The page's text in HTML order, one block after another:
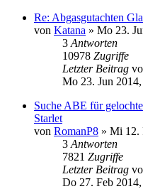
Re: Abgasgutachten
von Katana » Mo 23.
3 Antworten
10978 Zugriffe
Letzter Beitrag
Mo 23. Jun
Suche ABE für
Starlet
von RomanP8 » Mi 12.
3 Antworten
7821 Zugriffe
Letzter Beitrag
Do 27. Feb